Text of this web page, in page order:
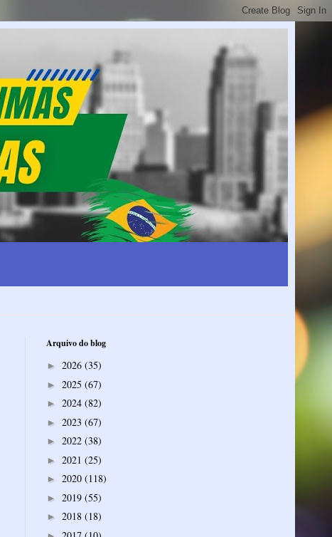
Arquivo do blog
► 2026 (35)
► 2025 (67)
► 2024 (82)
► 2023 (67)
► 2022 (38)
► 2021 (25)
► 2020 (118)
► 2019 (55)
► 2018 (18)